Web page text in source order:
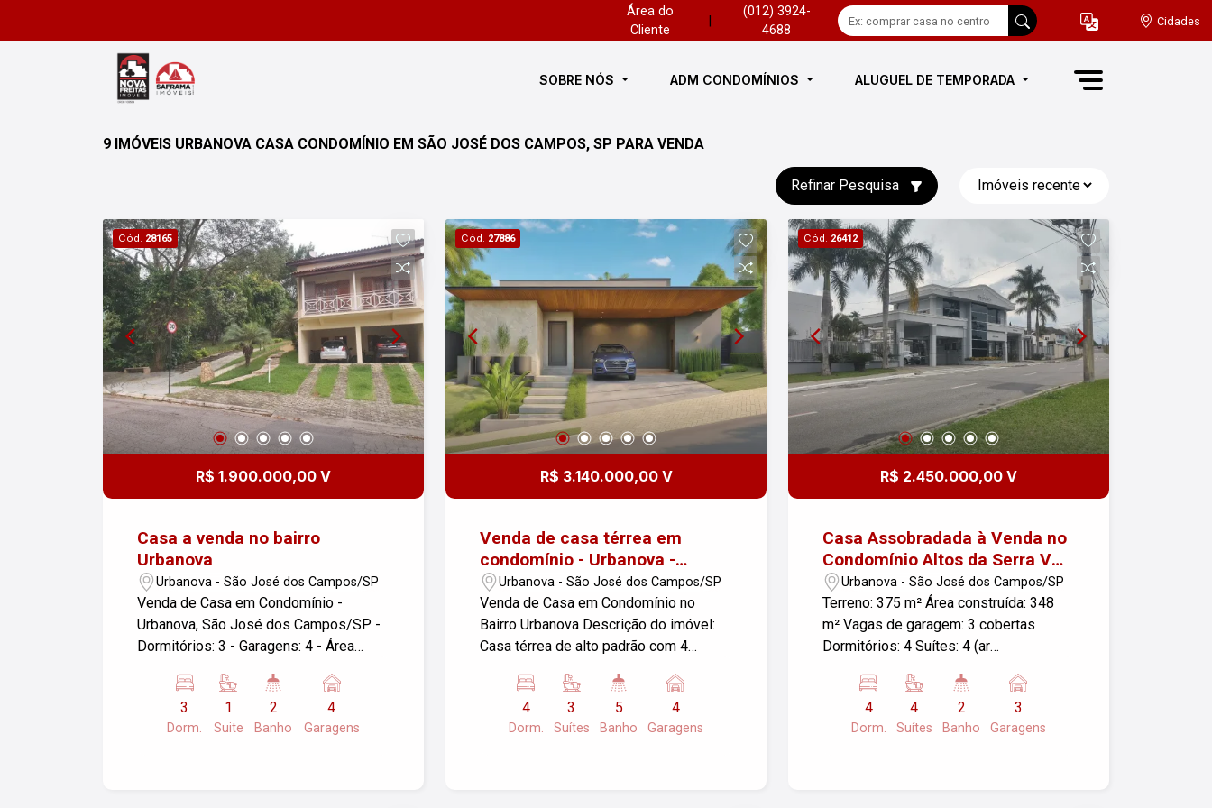
Área do
Cliente
(012) 3924-
4688
Cidades
SOBRE NÓS ADM CONDOMÍNIOS ALUGUEL DE TEMPORADA
9 IMÓVEIS URBANOVA CASA CONDOMÍNIO EM SÃO JOSÉ DOS CAMPOS, SP PARA VENDA
Refinar Pesquisa
Cód. 28165
R$ 1.900.000,00 V
Casa a venda no bairro
Urbanova
Urbanova - São José dos Campos/SP
Venda de Casa em Condomínio -
Urbanova, São José dos Campos/SP -
Dormitórios: 3 - Garagens: 4 - Área
Terreno: 375,00 m² Esta é uma ótima
oportunidade para quem busca conforto
e segurança em um condomínio na
3
Dorm.
1
Suite
2
Banho
4
Garagens
Cód. 27886
R$ 3.140.000,00 V
Venda de casa térrea em
condomínio - Urbanova -
Sjcampos
Urbanova - São José dos Campos/SP
Venda de Casa em Condomínio no
Bairro Urbanova Descrição do imóvel:
Casa térrea de alto padrão com 4
nas salas, com piscina, com os
seguintes ambientes: Três suítes
completas, todas com closet, sendo a
4
Dorm.
3
Suítes
5
Banho
4
Garagens
Cód. 26412
R$ 2.450.000,00 V
Casa Assobradada à Venda no
Condomínio Altos da Serra V
no bairro Urbanova em São
José dos Campos
Urbanova - São José dos Campos/SP
Terreno: 375 m² Área construída: 348
m² Vagas de garagem: 3 cobertas
Dormitórios: 4 Suítes: 4 (ar
da frete) Banheiros: 2 Lavabo: 1
Ambientes: Sala ampla, cozinha,
varanda e área de lazer com piscina
4
Dorm.
4
Suítes
2
Banho
3
Garagens